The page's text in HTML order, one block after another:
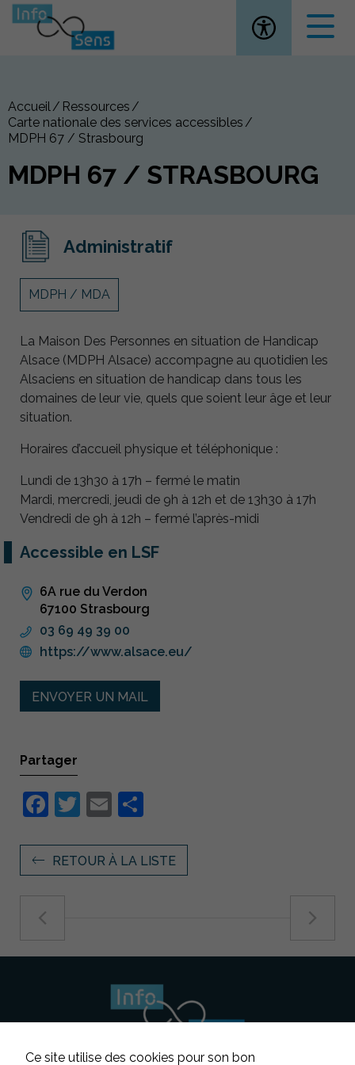
Ouvrir la
Accueil
Ressources
Carte nationale des services accessibles
MDPH 67 / Strasbourg
MDPH 67 / STRASBOURG
Administratif
MDPH / MDA
La Maison Des Personnes en situation de Handicap
Alsace (MDPH Alsace) accompagne au quotidien les
Alsaciens en situation de handicap dans tous les
domaines de leur vie, quels que soient leur âge et leur
situation.
Horaires d’accueil physique et téléphonique :
Lundi de 13h30 à 17h – fermé le matin
Mardi, mercredi, jeudi de 9h à 12h et de 13h30 à 17h
Vendredi de 9h à 12h – fermé l’après-midi
Accessible en LSF
6A rue du Verdon
67100 Strasbourg
03 69 49 39 00
https://www.alsace.eu/
ENVOYER UN MAIL
Partager
Facebook
Twitter
Email
RETOUR À LA LISTE
Ce site utilise des cookies pour son bon